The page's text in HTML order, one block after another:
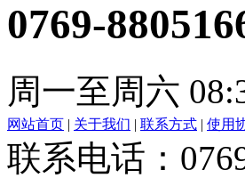
0769-
周一至周六
网站首页 | 关于我们 | 联系方式 | 使用
联系电话：